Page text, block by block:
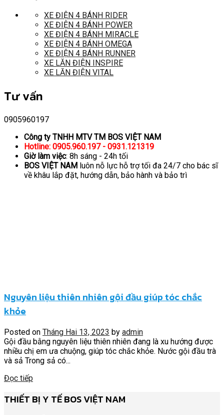
XE ĐIỆN 4 BÁNH RIDER
XE ĐIỆN 4 BÁNH POWER
XE ĐIỆN 4 BÁNH MIRACLE
XE ĐIỆN 4 BÁNH OMEGA
XE ĐIỆN 4 BÁNH RUNNER
XE LĂN ĐIỆN INSPIRE
XE LĂN ĐIỆN VITAL
Tư vấn
0905960197
Công ty TNHH MTV TM BOS VIỆT NAM
Hotline: 0905.960.197 - 0931.121319
Giờ làm việc: 8h sáng - 24h tối
BOS VIỆT NAM luôn nỗ lực hỗ trợ tối đa 24/7 cho bác sĩ
về khâu lắp đặt, hướng dẫn, bảo hành và bảo trì
Nguyên liệu thiên nhiên gội đầu giúp tóc chắc
khỏe
Posted on Tháng Hai 13, 2023 by admin
Gội đầu bằng nguyên liệu thiên nhiên đang là xu hướng được
nhiều chị em ưa chuộng, giúp tóc chắc khỏe. Nước gội đầu trà
và sả Trong sả có...
Đọc tiếp
THIẾT BỊ Y TẾ BOS VIỆT NAM